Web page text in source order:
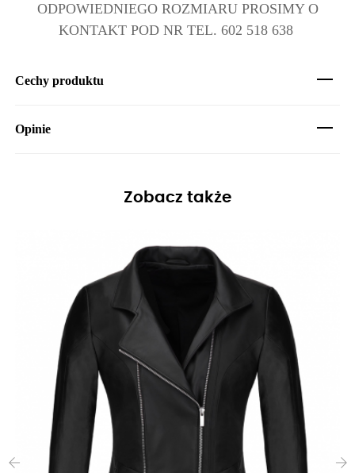
ODPOWIEDNIEGO ROZMIARU PROSIMY O
KONTAKT POD NR TEL. 602 518 638
Cechy produktu
Opinie
Zobacz także